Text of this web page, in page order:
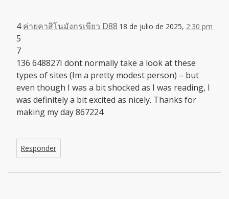
ค่ายคาสิโนมังกรเขียว D88 18 de julio de 2025, 2:30 pm
4
5
7
136 648827I dont normally take a look at these
types of sites (Im a pretty modest person) – but
even though I was a bit shocked as I was reading, I
was definitely a bit excited as nicely. Thanks for
making my day 867224
Responder